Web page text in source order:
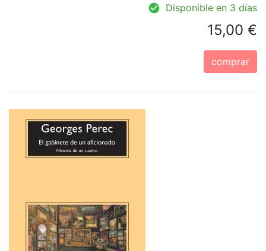
Disponible en 3 días
15,00 €
comprar